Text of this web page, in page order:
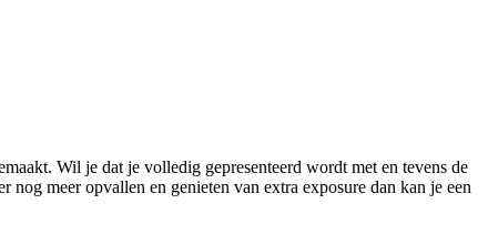
Wil je dat je volledig gepresenteerd wordt met en tevens de
meer opvallen en genieten van extra exposure dan kan je een